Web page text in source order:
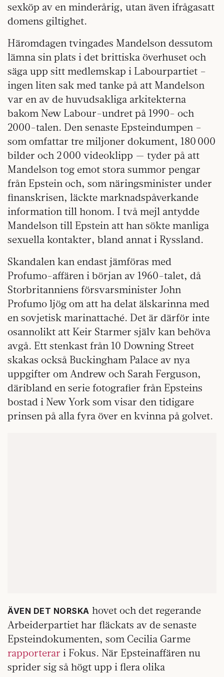
sexköp av en minderårig, utan även ifrågasatt
domens giltighet.
Häromdagen tvingades Mandelson dessutom
lämna sin plats i det brittiska överhuset och
säga upp sitt medlemskap i Labourpartiet –
ingen liten sak med tanke på att Mandelson
var en av de huvudsakliga arkitekterna
bakom New Labour-undret på 1990- och
2000-talen. Den senaste Epsteindumpen –
som omfattar tre miljoner dokument, 180 000
bilder och 2 000 videoklipp — tyder på att
Mandelson tog emot stora summor pengar
från Epstein och, som näringsminister under
finanskrisen, läckte marknadspåverkande
information till honom. I två mejl antydde
Mandelson till Epstein att han sökte manliga
sexuella kontakter, bland annat i Ryssland.
Skandalen kan endast jämföras med
Profumo-affären i början av 1960-talet, då
Storbritanniens försvarsminister John
Profumo ljög om att ha delat älskarinna med
en sovjetisk marinattaché. Det är därför inte
osannolikt att Keir Starmer själv kan behöva
avgå. Ett stenkast från 10 Downing Street
skakas också Buckingham Palace av nya
uppgifter om Andrew och Sarah Ferguson,
däribland en serie fotografier från Epsteins
bostad i New York som visar den tidigare
prinsen på alla fyra över en kvinna på golvet.
ÄVEN DET NORSKA hovet och det regerande
Arbeiderpartiet har fläckats av de senaste
Epsteindokumenten, som Cecilia Garme
rapporterar i Fokus. När Epsteinaffären nu
sprider sig så högt upp i flera olika